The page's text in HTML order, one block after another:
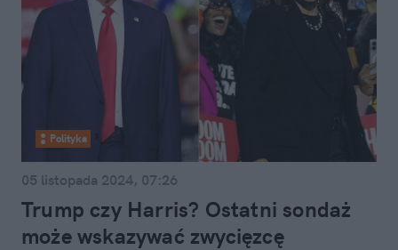
Polityka
05 listopada 2024, 07:26
Trump czy Harris? Ostatni sondaż
może wskazywać zwycięzcę